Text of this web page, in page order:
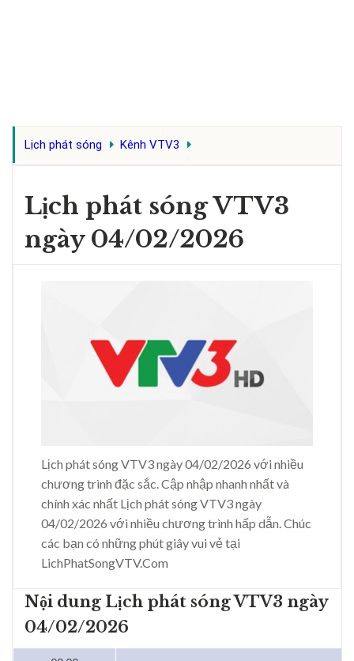
Lịch phát sóng Kênh VTV3
Lịch phát sóng VTV3
ngày 04/02/2026
Lịch phát sóng VTV3 ngày 04/02/2026 với nhiều
chương trình đặc sắc. Cập nhập nhanh nhất và
chính xác nhất Lịch phát sóng VTV3 ngày
04/02/2026 với nhiều chương trình hấp dẫn. Chúc
các bạn có những phút giây vui vẻ tại
LichPhatSongVTV.Com
Nội dung Lịch phát sóng VTV3 ngày
04/02/2026